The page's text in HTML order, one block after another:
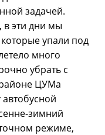
задачей.
в эти дни мы
упали под
много
убрать с
ЦУМа
зимний
режиме,